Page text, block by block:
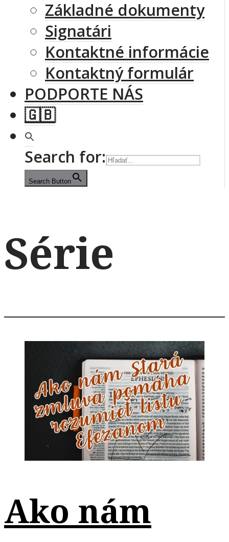
Základné dokumenty
Signatári
Kontaktné informácie
Kontaktný formulár
PODPORTE NÁS
🇬🇧
Search for:
Search Button
Série
Ako nám